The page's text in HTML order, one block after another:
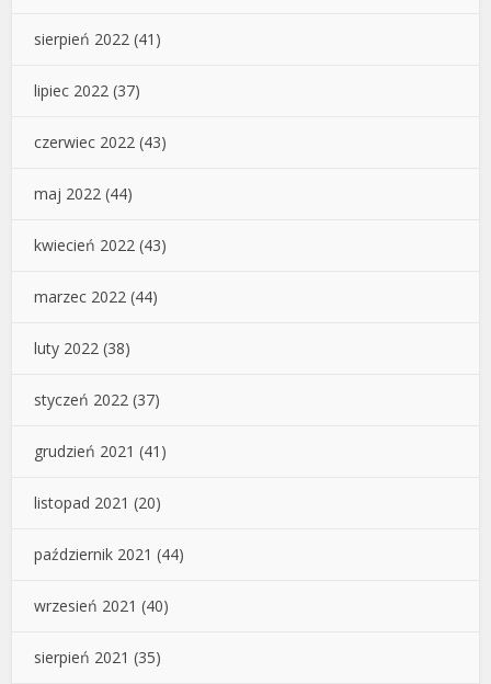
sierpień 2022 (41)
lipiec 2022 (37)
czerwiec 2022 (43)
maj 2022 (44)
kwiecień 2022 (43)
marzec 2022 (44)
luty 2022 (38)
styczeń 2022 (37)
grudzień 2021 (41)
listopad 2021 (20)
październik 2021 (44)
wrzesień 2021 (40)
sierpień 2021 (35)